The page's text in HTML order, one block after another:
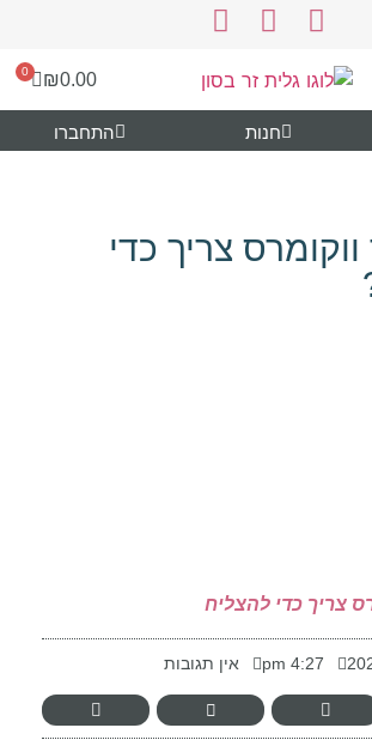
₪0.00
0
חנות התחברו
צריך כדי
צריך כדי להצליח
4:27 pm אין תגובות